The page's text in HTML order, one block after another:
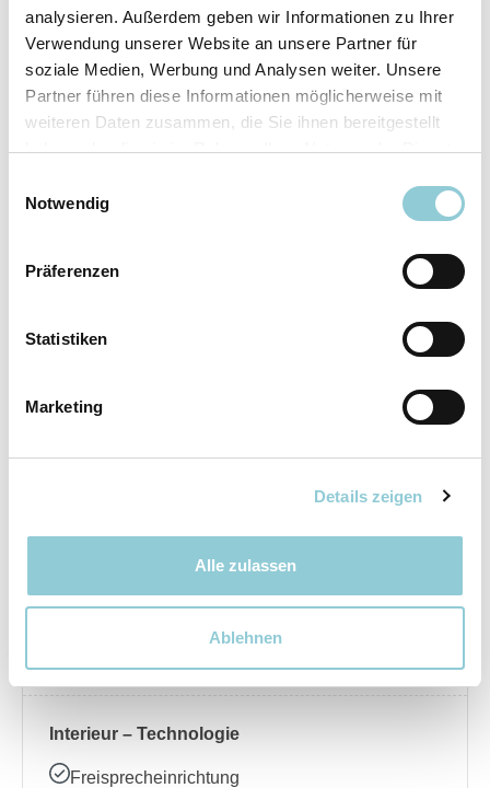
analysieren. Außerdem geben wir Informationen zu Ihrer
Verwendung unserer Website an unsere Partner für
soziale Medien, Werbung und Analysen weiter. Unsere
Partner führen diese Informationen möglicherweise mit
weiteren Daten zusammen, die Sie ihnen bereitgestellt
haben oder die sie im Rahmen Ihrer Nutzung der Dienste
Notwendig
Präferenzen
Statistiken
Marketing
Details zeigen
Alle zulassen
Ablehnen
Ausstattungslinie
N Line
Verfügbar ab
sofort
Fahrzeugkategorie
SUV/​Geländewagen/​
Pickup
110 kW (150 PS)
Ausstattung
Exterieur
Dachreling
Interieur – Komfort
Beheizbares Lenkrad
Interieur – Technologie
Freisprecheinrichtung